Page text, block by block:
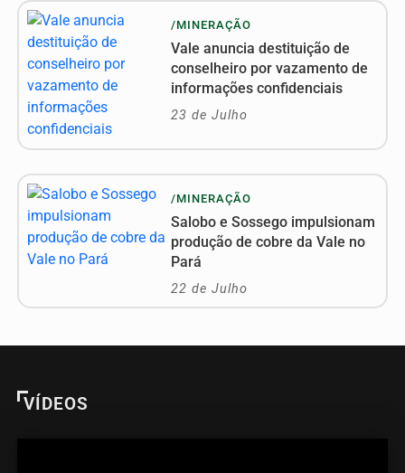
/MINERAÇÃO
Vale anuncia destituição de
conselheiro por vazamento de
informações confidenciais
23 de Julho
/MINERAÇÃO
Salobo e Sossego impulsionam
produção de cobre da Vale no
Pará
22 de Julho
VÍDEOS